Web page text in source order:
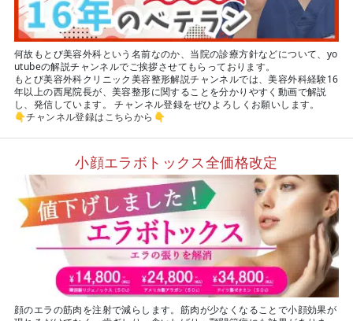
何故もとび美容外科という名前なのか、当院の診療方針などについて、yo
utubeの解説チャンネルでご挨拶させてもらっております。
もとび美容外科クリニック美容整形解説チャンネルでは、美容外科経験16
年以上の西尾院長が、美容整形に関することを分かりやすく動画で解説
し、発信しています。 チャンネル登録をぜひよろしくお願いします。
👇チャンネル登録はこちらから 👇
小顔エラボトックス全価格改定
顔のエラの筋肉を注射で減らします。筋肉が少なくなることで小顔効果が